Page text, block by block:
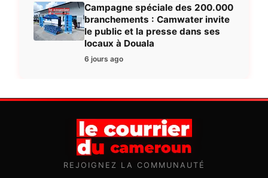
Campagne spéciale des 200.000
branchements : Camwater invite
le public et la presse dans ses
locaux à Douala
6 jours ago
REJOIGNEZ LA COMMUNAUTÉ